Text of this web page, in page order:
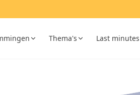
Thema's Last minutes